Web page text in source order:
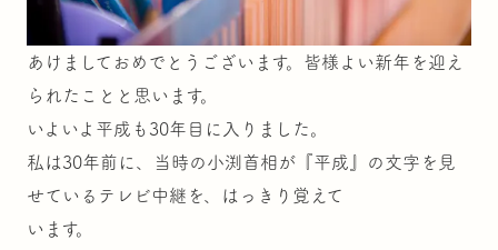
あけましておめでとうございます。皆様よい新年を迎え
られたことと思います。
いよいよ平成も30年目に入りました。
私は30年前に、当時の小渕首相が『平成』の文字を見
せているテレビ中継を、はっきり覚えて
います。